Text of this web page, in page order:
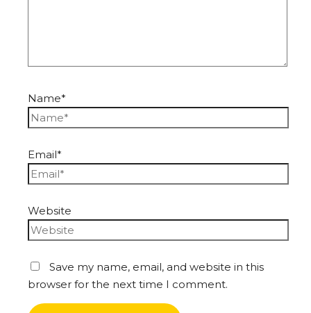
Name*
Email*
Website
Save my name, email, and website in this
browser for the next time I comment.